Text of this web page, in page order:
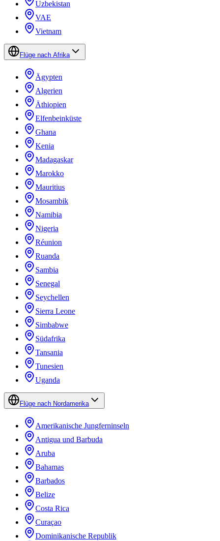
Uzbekistan
VAE
Vietnam
Flüge nach Afrika
Ägypten
Algerien
Äthiopien
Elfenbeinküste
Ghana
Kenia
Madagaskar
Marokko
Mauritius
Mosambik
Namibia
Nigeria
Réunion
Ruanda
Sambia
Senegal
Seychellen
Sierra Leone
Simbabwe
Südafrika
Tansania
Tunesien
Uganda
Flüge nach Nordamerika
Amerikanische Jungferninseln
Antigua und Barbuda
Aruba
Bahamas
Barbados
Belize
Costa Rica
Curaçao
Dominikanische Republik